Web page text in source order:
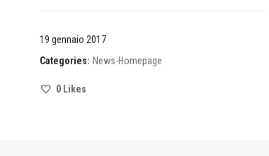
19 gennaio 2017
Categories: News-Homepage
0Likes